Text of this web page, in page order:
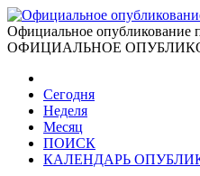
Официальное опубликование
ОФИЦИАЛЬНОЕ
Сегодня
Неделя
Месяц
ПОИСК
КАЛЕНДАРЬ